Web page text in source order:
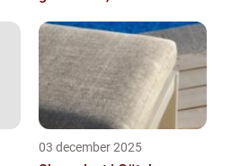
03 december 2025